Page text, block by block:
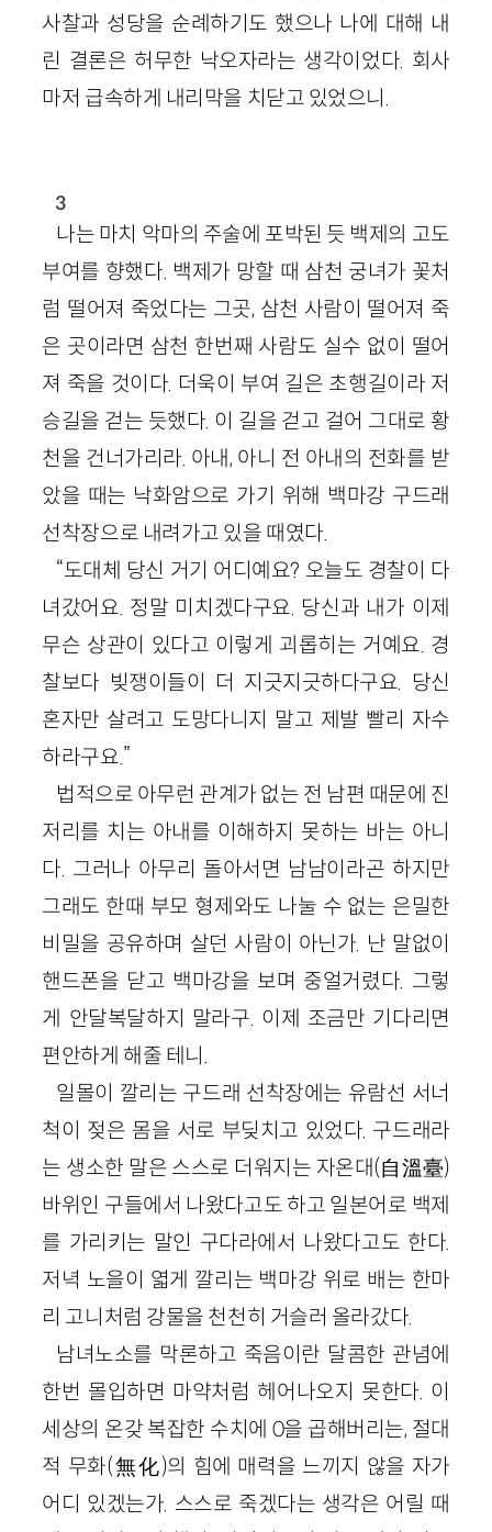
사찰과 성당을 순례하기도 했으나 나에 대해 내
린 결론은 허무한 낙오자라는 생각이었다. 회사
마저 급속하게 내리막을 치닫고 있었으니.
3
나는 마치 악마의 주술에 포박된 듯 백제의 고도
부여를 향했다. 백제가 망할 때 삼천 궁녀가 꽃처
럼 떨어져 죽었다는 그곳, 삼천 사람이 떨어져 죽
은 곳이라면 삼천 한번째 사람도 실수 없이 떨어
져 죽을 것이다. 더욱이 부여 길은 초행길이라 저
승길을 걷는 듯했다. 이 길을 걷고 걸어 그대로 황
천을 건너가리라. 아내, 아니 전 아내의 전화를 받
았을 때는 낙화암으로 가기 위해 백마강 구드래
선착장으로 내려가고 있을 때였다.
“도대체 당신 거기 어디예요? 오늘도 경찰이 다
녀갔어요. 정말 미치겠다구요. 당신과 내가 이제
무슨 상관이 있다고 이렇게 괴롭히는 거예요. 경
찰보다 빚쟁이들이 더 지긋지긋하다구요. 당신
혼자만 살려고 도망다니지 말고 제발 빨리 자수
하라구요.”
법적으로 아무런 관계가 없는 전 남편 때문에 진
저리를 치는 아내를 이해하지 못하는 바는 아니
다. 그러나 아무리 돌아서면 남남이라곤 하지만
그래도 한때 부모 형제와도 나눌 수 없는 은밀한
비밀을 공유하며 살던 사람이 아닌가. 난 말없이
핸드폰을 닫고 백마강을 보며 중얼거렸다. 그렇
게 안달복달하지 말라구. 이제 조금만 기다리면
편안하게 해줄 테니.
일몰이 깔리는 구드래 선착장에는 유람선 서너
척이 젖은 몸을 서로 부딪치고 있었다. 구드래라
는 생소한 말은 스스로 더워지는 자온대(自溫臺)
바위인 구들에서 나왔다고도 하고 일본어로 백제
를 가리키는 말인 구다라에서 나왔다고도 한다.
저녁 노을이 엷게 깔리는 백마강 위로 배는 한마
리 고니처럼 강물을 천천히 거슬러 올라갔다.
남녀노소를 막론하고 죽음이란 달콤한 관념에
한번 몰입하면 마약처럼 헤어나오지 못한다. 이
세상의 온갖 복잡한 수치에 0을 곱해버리는, 절대
적 무화(無化)의 힘에 매력을 느끼지 않을 자가
어디 있겠는가. 스스로 죽겠다는 생각은 어릴 때